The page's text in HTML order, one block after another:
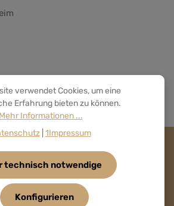
verwendet Cookies, um eine
Erfahrung bieten zu können.
Mehr Informationen ...
| 1Impressum
technisch notwendige
Konfigurieren